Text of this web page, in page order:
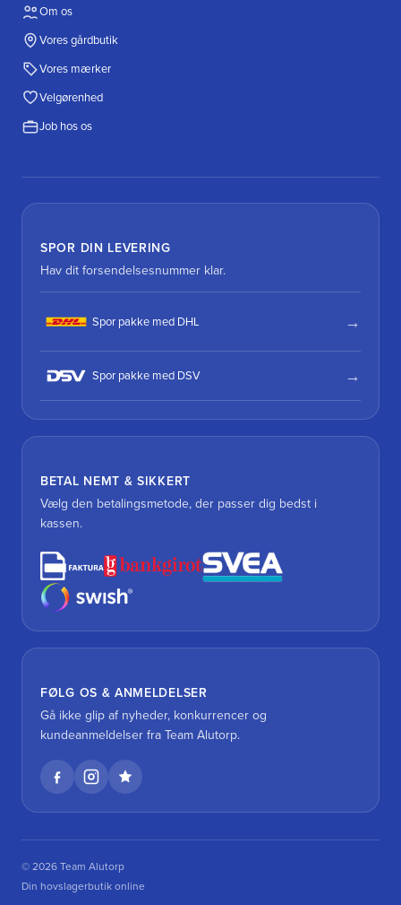
Om os
Vores gårdbutik
Vores mærker
Velgørenhed
Job hos os
SPOR DIN LEVERING
Hav dit forsendelsesnummer klar.
Spor pakke med DHL
Spor pakke med DSV
BETAL NEMT & SIKKERT
Vælg den betalingsmetode, der passer dig bedst i
kassen.
FØLG OS & ANMELDELSER
Gå ikke glip af nyheder, konkurrencer og
kundeanmeldelser fra Team Alutorp.
© 2026 Team Alutorp
Din hovslagerbutik online